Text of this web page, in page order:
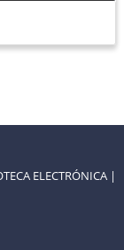
ELECTRÓNICA |